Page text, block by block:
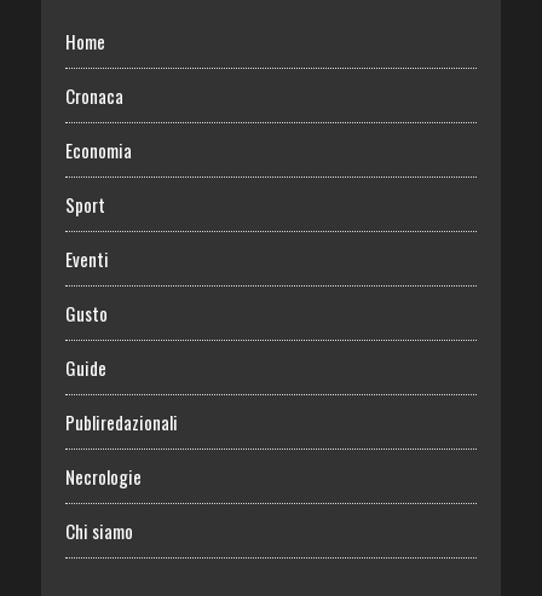
Home
Cronaca
Economia
Sport
Eventi
Gusto
Guide
Publiredazionali
Necrologie
Chi siamo